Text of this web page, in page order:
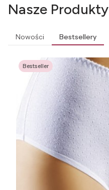
Nasze Produkty
Nowości Bestsellery
Bestseller